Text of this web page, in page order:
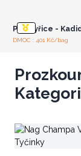
Pryskyřice -
DMOC : 401 Kč/bag